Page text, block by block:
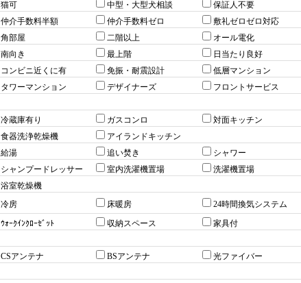
猫可 中型・大型犬相談
保証人不要
仲介手数料半額 仲介手数料ゼロ 敷礼ゼロゼロ対応
角部屋 二階以上
オール電化
南向き 最上階
日当たり良好
コンビニ近くに有 免振・耐震設計
低層マンション
タワーマンション デザイナーズ
フロントサービス
冷蔵庫有り ガスコンロ
対面キッチン
食器洗浄乾燥機 アイランドキッチン
給湯 追い焚き
シャワー
シャンプードレッサー 室内洗濯機置場
洗濯機置場
浴室乾燥機
冷房 床暖房 24時間換気システム
ｳｫｰｸｲﾝｸﾛｰｾﾞｯﾄ 収納スペース
家具付
CSアンテナ BSアンテナ
光ファイバー